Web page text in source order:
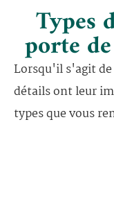
Types
porte
Lorsqu'il s'agit de
détails ont leur
types que vous